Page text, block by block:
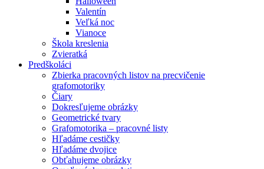
Valentín
Veľká noc
Vianoce
Škola kreslenia
Zvieratká
Predškoláci
Zbierka pracovných listov na precvičenie
grafomotoriky
Čiary
Dokresľujeme obrázky
Geometrické tvary
Grafomotorika – pracovné listy
Hľadáme cestičky
Hľadáme dvojice
Obťahujeme obrázky